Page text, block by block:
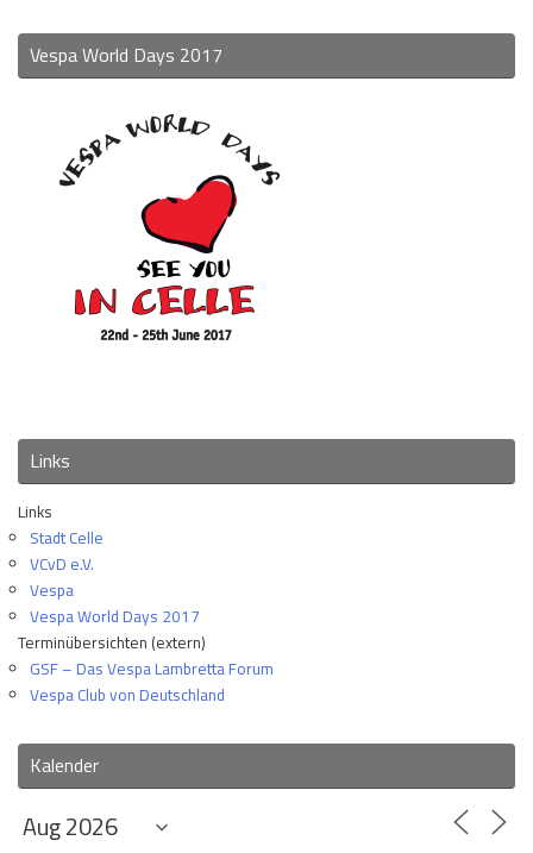
Vespa World Days 2017
Links
Links
Stadt Celle
VCvD e.V.
Vespa
Vespa World Days 2017
Terminübersichten (extern)
GSF – Das Vespa Lambretta Forum
Vespa Club von Deutschland
Kalender